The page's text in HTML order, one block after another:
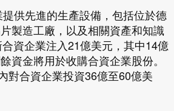
供先進的生產設備，包括位於德
製造工廠，以及相關資產和知識
資企業注入21億美元，其中14億
資金將用於收購合資企業股份。
對合資企業投資36億至60億美